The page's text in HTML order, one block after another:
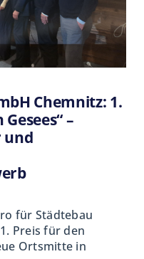
eine neue
Areal vor
zum
innerhalb
zu
genutzten
Kita,
Chemnitz: 1.
–
und
für Städtebau
Preis für den
Ortsmitte in